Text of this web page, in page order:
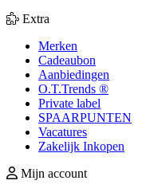
Extra
Merken
Cadeaubon
Aanbiedingen
O.T.Trends ®
Private label
SPAARPUNTEN
Vacatures
Zakelijk Inkopen
Mijn account